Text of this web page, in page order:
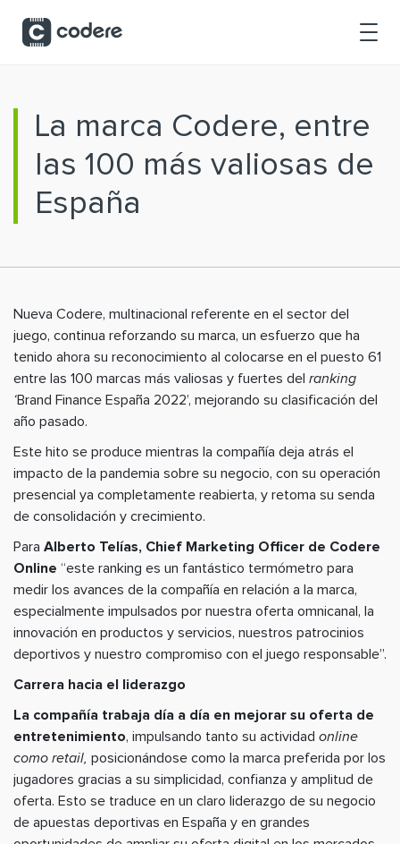
La marca Codere, entre
las 100 más valiosas de
España
Nueva Codere, multinacional referente en el sector del
juego, continua reforzando su marca, un esfuerzo que ha
tenido ahora su reconocimiento al colocarse en el puesto 61
entre las 100 marcas más valiosas y fuertes del ranking
‘Brand Finance España 2022’, mejorando su clasificación del
año pasado.
Este hito se produce mientras la compañía deja atrás el
impacto de la pandemia sobre su negocio, con su operación
presencial ya completamente reabierta, y retoma su senda
de consolidación y crecimiento.
Para Alberto Telías, Chief Marketing Officer de Codere
Online “este ranking es un fantástico termómetro para
medir los avances de la compañía en relación a la marca,
especialmente impulsados por nuestra oferta omnicanal, la
innovación en productos y servicios, nuestros patrocinios
deportivos y nuestro compromiso con el juego responsable”.
Carrera hacia el liderazgo
La compañía trabaja día a día en mejorar su oferta de
entretenimiento, impulsando tanto su actividad online
como retail, posicionándose como la marca preferida por los
jugadores gracias a su simplicidad, confianza y amplitud de
oferta. Esto se traduce en un claro liderazgo de su negocio
de apuestas deportivas en España y en grandes